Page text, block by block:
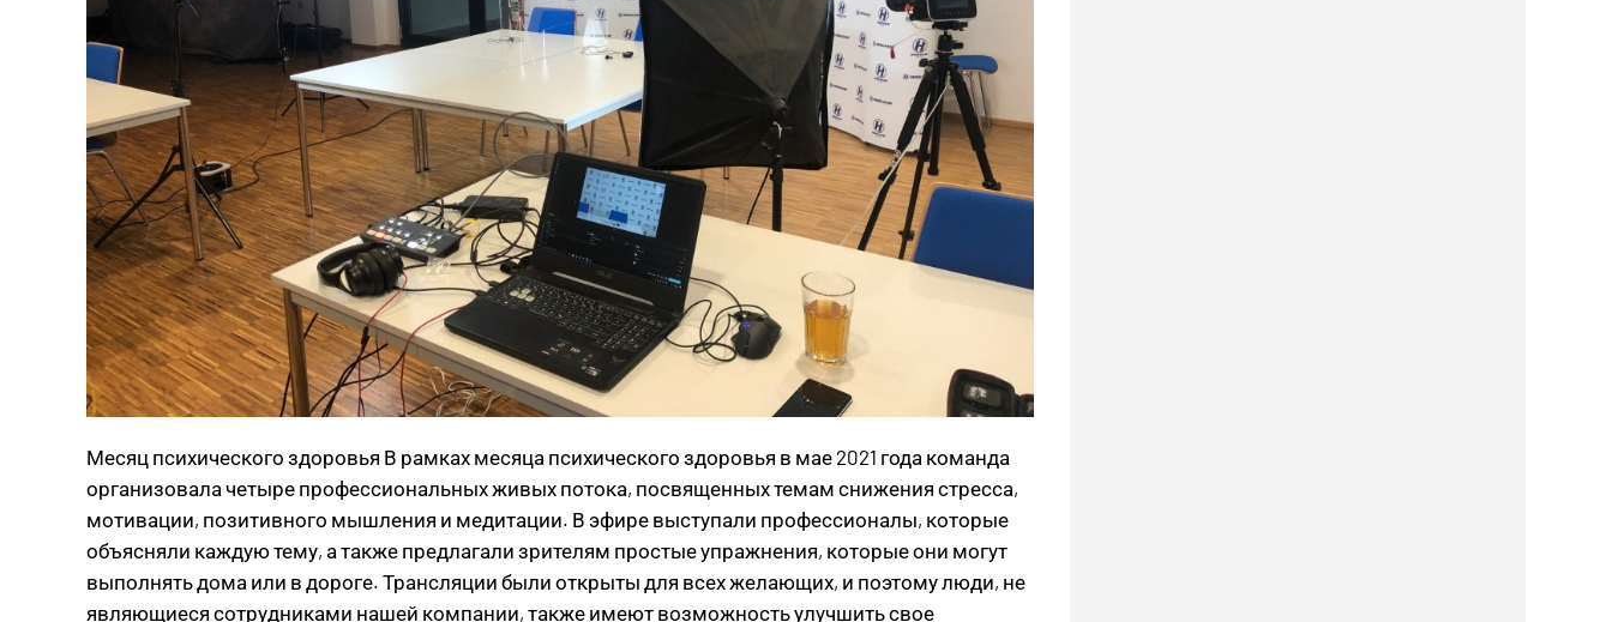
Месяц психического здоровья В рамках месяца психического здоровья в мае 2021 года команда
организовала четыре профессиональных живых потока, посвященных темам снижения стресса,
мотивации, позитивного мышления и медитации. В эфире выступали профессионалы, которые
объясняли каждую тему, а также предлагали зрителям простые упражнения, которые они могут
выполнять дома или в дороге. Трансляции были открыты для всех желающих, и поэтому люди, не
являющиеся сотрудниками нашей компании, также имеют возможность улучшить свое